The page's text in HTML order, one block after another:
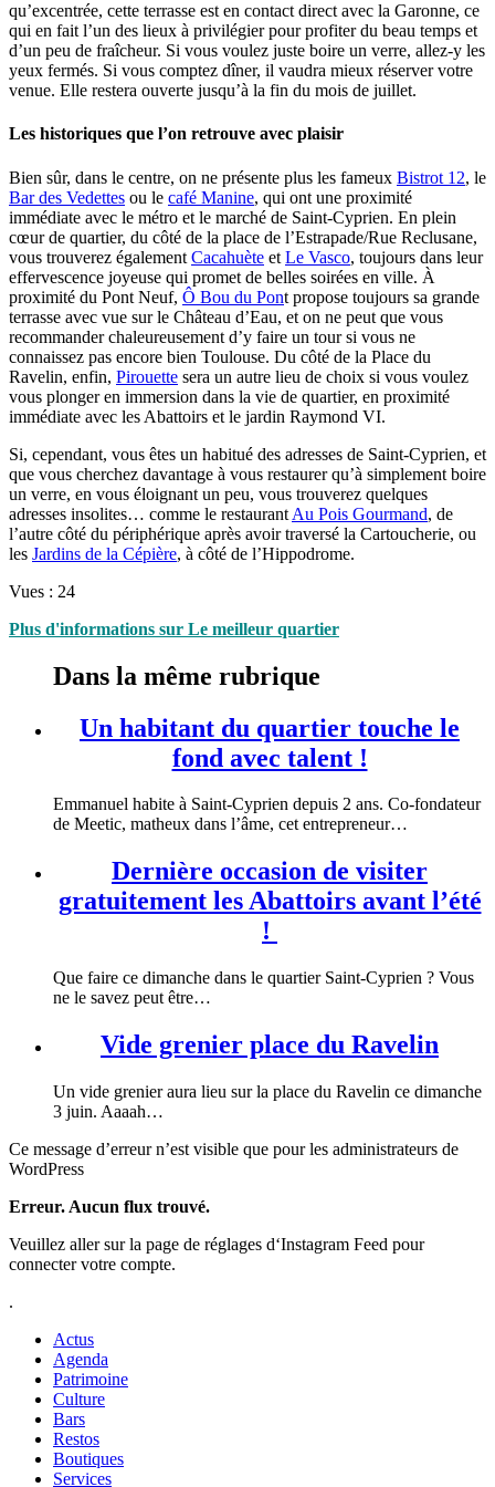
qu’excentrée, cette terrasse est en contact direct avec la Garonne, ce
qui en fait l’un des lieux à privilégier pour profiter du beau temps et
d’un peu de fraîcheur. Si vous voulez juste boire un verre, allez-y les
yeux fermés. Si vous comptez dîner, il vaudra mieux réserver votre
venue. Elle restera ouverte jusqu’à la fin du mois de juillet.
Les historiques que l’on retrouve avec plaisir
Bien sûr, dans le centre, on ne présente plus les fameux Bistrot 12, le
Bar des Vedettes ou le café Manine, qui ont une proximité
immédiate avec le métro et le marché de Saint-Cyprien. En plein
cœur de quartier, du côté de la place de l’Estrapade/Rue Reclusane,
vous trouverez également Cacahuète et Le Vasco, toujours dans leur
effervescence joyeuse qui promet de belles soirées en ville. À
proximité du Pont Neuf, Ô Bou du Pont propose toujours sa grande
terrasse avec vue sur le Château d’Eau, et on ne peut que vous
recommander chaleureusement d’y faire un tour si vous ne
connaissez pas encore bien Toulouse. Du côté de la Place du
Ravelin, enfin, Pirouette sera un autre lieu de choix si vous voulez
vous plonger en immersion dans la vie de quartier, en proximité
immédiate avec les Abattoirs et le jardin Raymond VI.
Si, cependant, vous êtes un habitué des adresses de Saint-Cyprien, et
que vous cherchez davantage à vous restaurer qu’à simplement boire
un verre, en vous éloignant un peu, vous trouverez quelques
adresses insolites… comme le restaurant Au Pois Gourmand, de
l’autre côté du périphérique après avoir traversé la Cartoucherie, ou
les Jardins de la Cépière, à côté de l’Hippodrome.
Vues : 24
Plus d'informations sur Le meilleur quartier
Dans la même rubrique
Un habitant du quartier touche le
fond avec talent !
Emmanuel habite à Saint-Cyprien depuis 2 ans. Co-fondateur
de Meetic, matheux dans l’âme, cet entrepreneur…
Dernière occasion de visiter
gratuitement les Abattoirs avant l’été
!
Que faire ce dimanche dans le quartier Saint-Cyprien ? Vous
ne le savez peut être…
Vide grenier place du Ravelin
Un vide grenier aura lieu sur la place du Ravelin ce dimanche
3 juin. Aaaah…
Ce message d’erreur n’est visible que pour les administrateurs de
WordPress
Erreur. Aucun flux trouvé.
Veuillez aller sur la page de réglages d‘Instagram Feed pour
connecter votre compte.
.
Actus
Agenda
Patrimoine
Culture
Bars
Restos
Boutiques
Services